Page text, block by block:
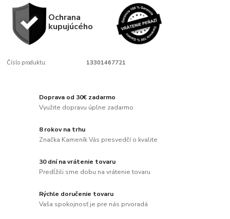
Ochrana
kupujúcého
Číslo produktu: 13301467721
Doprava od 30€ zadarmo
Využite dopravu úplne zadarmo
8 rokov na trhu
Značka Kameník Vás presvedčí o kvalite
30 dní na vrátenie tovaru
Predĺžili sme dobu na vrátenie tovaru
Rýchle doručenie tovaru
Vaša spokojnosť je pre nás prvoradá